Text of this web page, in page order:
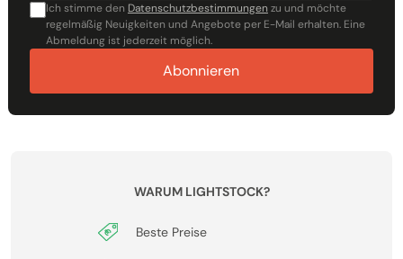
Ich stimme den Datenschutzbestimmungenzu und möchte
regelmäßig Neuigkeiten und Angebote per E-Mail erhalten. Eine
Abmeldung ist jederzeit möglich.
Abonnieren
WARUM LIGHTSTOCK?
Beste Preise